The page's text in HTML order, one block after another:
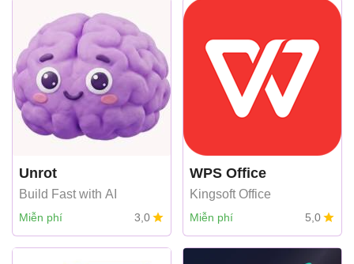
Unrot
Build Fast with AI
Miễn phí 3,0
WPS Office
Kingsoft Office
Miễn phí 5,0